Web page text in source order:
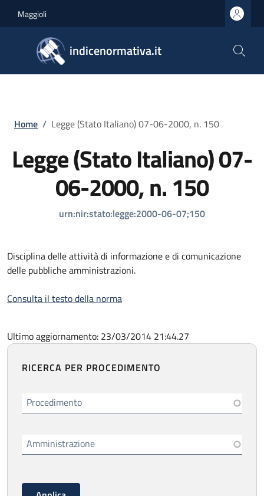
Maggioli
indicenormativa.it
Briciole di pane
Home / Legge (Stato Italiano) 07-06-2000, n. 150
Legge (Stato Italiano) 07-
06-2000, n. 150
urn:nir:stato:legge:2000-06-07;150
Disciplina delle attività di informazione e di comunicazione
delle pubbliche amministrazioni.
Consulta il testo della norma
Ultimo aggiornamento: 23/03/2014 21:44.27
RICERCA PER PROCEDIMENTO
Procedimento
Amministrazione